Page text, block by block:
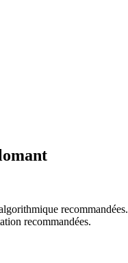
recommandées.
recommandées.